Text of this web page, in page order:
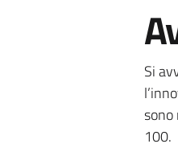
Si
sono
100.